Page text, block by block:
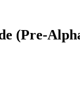
(Pre-